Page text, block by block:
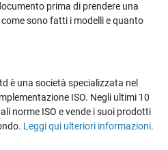
prima di prendere una
sono fatti i modelli e quanto
è una società specializzata nel
ISO. Negli ultimi 10
norme ISO e vende i suoi prodotti
Leggi qui ulteriori informazioni.